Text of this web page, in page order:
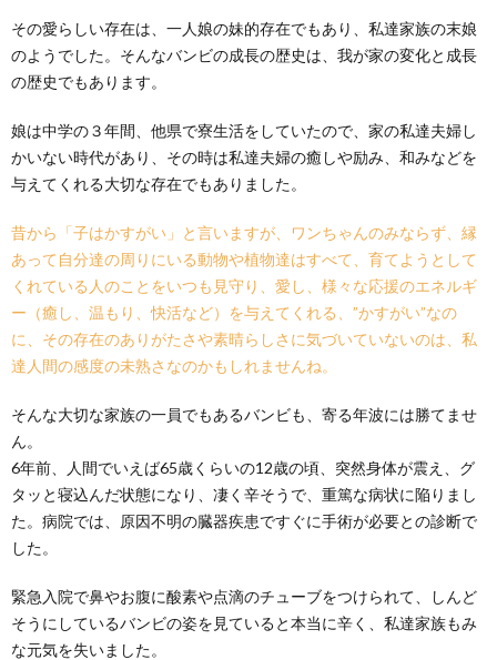
その愛らしい存在は、一人娘の妹的存在でもあり、私達家族の末娘
のようでした。そんなバンビの成長の歴史は、我が家の変化と成長
の歴史でもあります。
娘は中学の３年間、他県で寮生活をしていたので、家の私達夫婦し
かいない時代があり、その時は私達夫婦の癒しや励み、和みなどを
与えてくれる大切な存在でもありました。
昔から「子はかすがい」と言いますが、ワンちゃんのみならず、縁
あって自分達の周りにいる動物や植物達はすべて、育てようとして
くれている人のことをいつも見守り、愛し、様々な応援のエネルギ
ー（癒し、温もり、快活など）を与えてくれる、”かすがい”なの
に、その存在のありがたさや素晴らしさに気づいていないのは、私
達人間の感度の未熟さなのかもしれませんね。
そんな大切な家族の一員でもあるバンビも、寄る年波には勝てませ
ん。
6年前、人間でいえば65歳くらいの12歳の頃、突然身体が震え、グ
タッと寝込んだ状態になり、凄く辛そうで、重篤な病状に陥りまし
た。病院では、原因不明の臓器疾患ですぐに手術が必要との診断で
した。
緊急入院で鼻やお腹に酸素や点滴のチューブをつけられて、しんど
そうにしているバンビの姿を見ていると本当に辛く、私達家族もみ
な元気を失いました。